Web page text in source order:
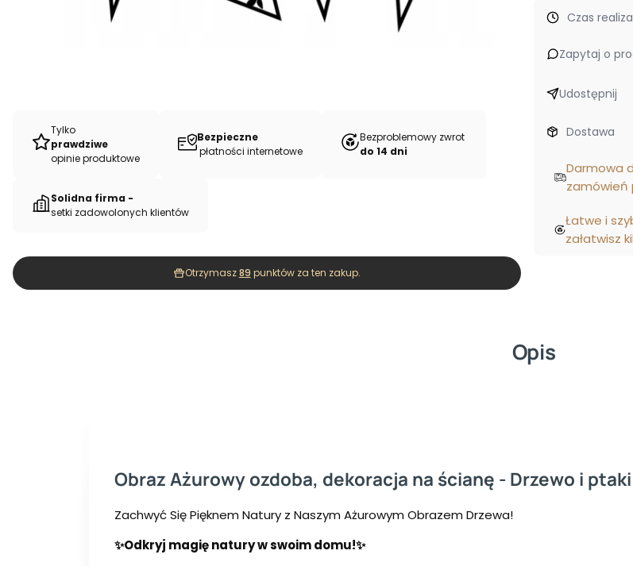
Tylko
prawdziwe
opinie produktowe
Bezpieczne
płatności internetowe
Bezproblemowy zwrot
do 14 dni
Solidna firma -
setki zadowolonych klientów
Otrzymasz89 punktów za ten zakup.
Czas
Zapytaj o
Udostępnij
Dostawa
Darmowa
zamówień
Łatwe i
załatwisz
Opis
Obraz Ażurowy ozdoba, dekoracja na ścianę - Drzewo i ptaki
Zachwyć Się Pięknem Natury z Naszym Ażurowym Obrazem Drzewa!
✨Odkryj magię natury w swoim domu!✨